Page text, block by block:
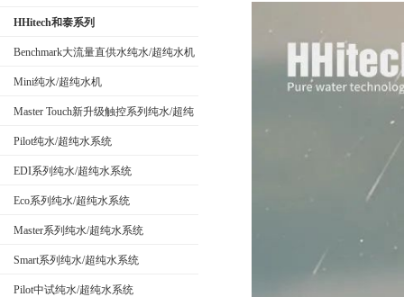
HHitech和泰系列
Benchmark大流量直供水纯水/超纯水机
Mini纯水/超纯水机
Master Touch新升级触控系列纯水/超纯
水系统
Pilot纯水/超纯水系统
EDI系列纯水/超纯水系统
Eco系列纯水/超纯水系统
Master系列纯水/超纯水系统
Smart系列纯水/超纯水系统
Pilot中试纯水/超纯水系统